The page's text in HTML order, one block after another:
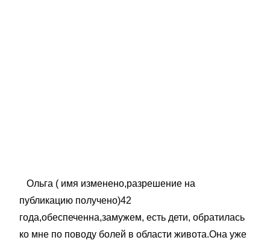
Ольга ( имя изменено,разрешение на
публикацию получено)42
года,обеспеченна,замужем, есть дети, обратилась
ко мне по поводу болей в области живота.Она уже